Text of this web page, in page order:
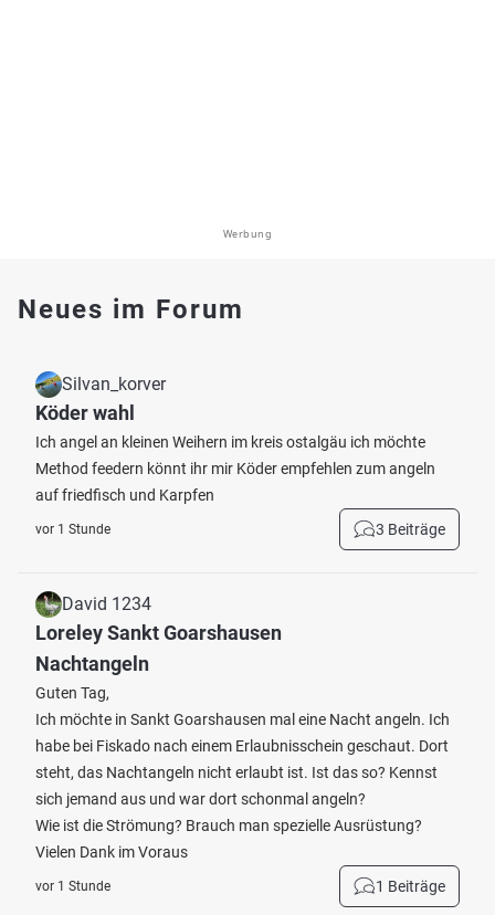
Werbung
Neues im Forum
Silvan_korver
Köder wahl
Ich angel an kleinen Weihern im kreis ostalgäu ich möchte
Method feedern könnt ihr mir Köder empfehlen zum angeln
auf friedfisch und Karpfen
vor 1 Stunde 3 Beiträge
David 1234
Loreley Sankt Goarshausen
Nachtangeln
Guten Tag,
Ich möchte in Sankt Goarshausen mal eine Nacht angeln. Ich
habe bei Fiskado nach einem Erlaubnisschein geschaut. Dort
steht, das Nachtangeln nicht erlaubt ist. Ist das so? Kennst
sich jemand aus und war dort schonmal angeln?
Wie ist die Strömung? Brauch man spezielle Ausrüstung?
Vielen Dank im Voraus
vor 1 Stunde 1 Beiträge